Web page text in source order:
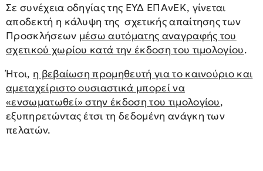
Σε συνέχεια οδηγίας της ΕΥΔ ΕΠΑνΕΚ, γίνεται
αποδεκτή η κάλυψη της σχετικής απαίτησης των
Προσκλήσεων μέσω αυτόματης αναγραφής του
σχετικού χωρίου κατά την έκδοση του τιμολογίου.
Ήτοι, η βεβαίωση προμηθευτή για το καινούριο και
αμεταχείριστο ουσιαστικά μπορεί να
«ενσωματωθεί» στην έκδοση του τιμολογίου,
εξυπηρετώντας έτσι τη δεδομένη ανάγκη των
πελατών.